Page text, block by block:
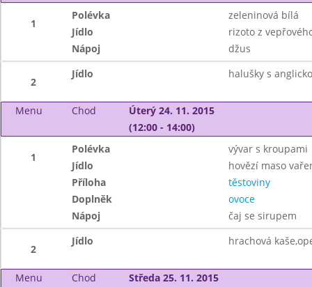
1
Polévka
zeleninová bílá
Jídlo
rizoto z
Nápoj
džus
2
Jídlo halušky s
Menu Chod
Úterý 24. 11. 2015
(12:00 - 14:00)
1
Polévka
vývar s kroupami
Jídlo
hovězí maso
Příloha
těstoviny
Doplněk
ovoce
Nápoj
čaj se sirupem
2
Jídlo hrachová
Menu Chod
Středa 25. 11. 2015